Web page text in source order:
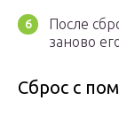
После
заново
Сброс с